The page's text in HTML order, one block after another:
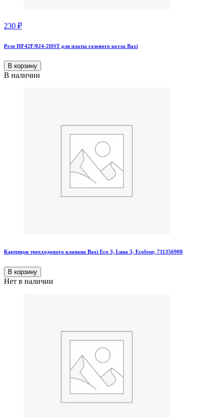
230 ₽
Реле HF42F/024-2HST для платы газового котла Baxi
В корзину
В наличии
Картридж трехходового клапана Baxi Eco 3, Luna 3, Ecofour, 711356900
В корзину
Нет в наличии